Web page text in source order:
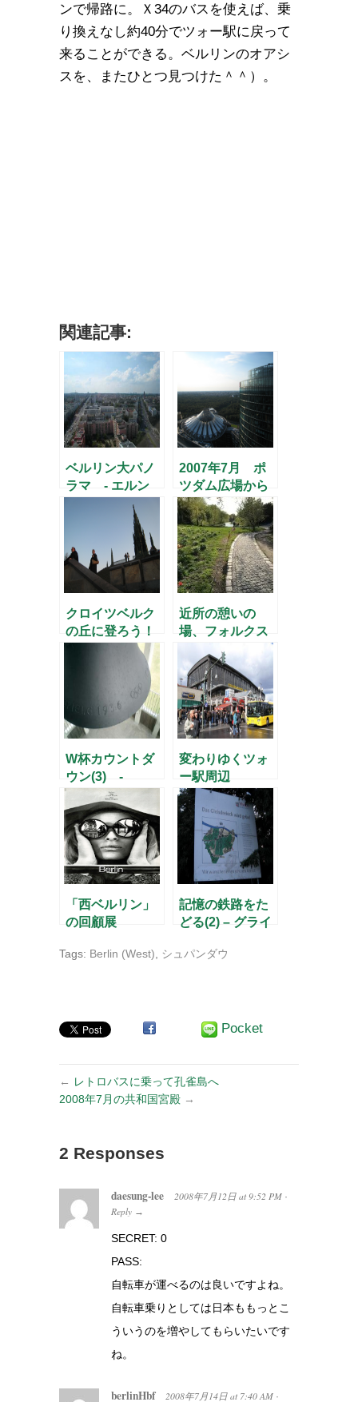
ンで帰路に。Ｘ34のバスを使えば、乗
り換えなし約40分でツォー駅に戻って
来ることができる。ベルリンのオアシ
スを、またひとつ見つけた＾＾）。
関連記事:
ベルリン大パノ
ラマ - エルン
スト・ロイター
広場より(2) –
2007年7月 ポ
ツダム広場から
の大パノラマ(1)
クロイツベルク
の丘に登ろう！
近所の憩いの
場、フォルクス
W杯カウントダ
ウン(3) -
Glockenturmに
て –
変わりゆくツォ
ー駅周辺
「西ベルリン」
の回顧展
記憶の鉄路をた
どる(2) – グライ
の貨物駅跡
Tags: Berlin (West) シュパンダウ
Pocket
← レトロバスに乗って孔雀島へ
2008年7月の共和国宮殿 →
2 Responses
daesung-lee 2008年7月12日 at 9:52 PM ·
Reply →
SECRET: 0
PASS:
自転車が運べるのは良いですよね。
自転車乗りとしては日本ももっとこ
ういうのを増やしてもらいたいです
ね。
berlinHbf 2008年7月14日 at 7:40 AM ·